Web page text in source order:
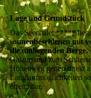
Lage und Grundstück
Das Seechalet *****
sonnenbeschienen mit
die umliegenden Berge.
Galaun und zum
Höhenweg gehen direkt
Langlaufmöglichkeiten
erreichbar.